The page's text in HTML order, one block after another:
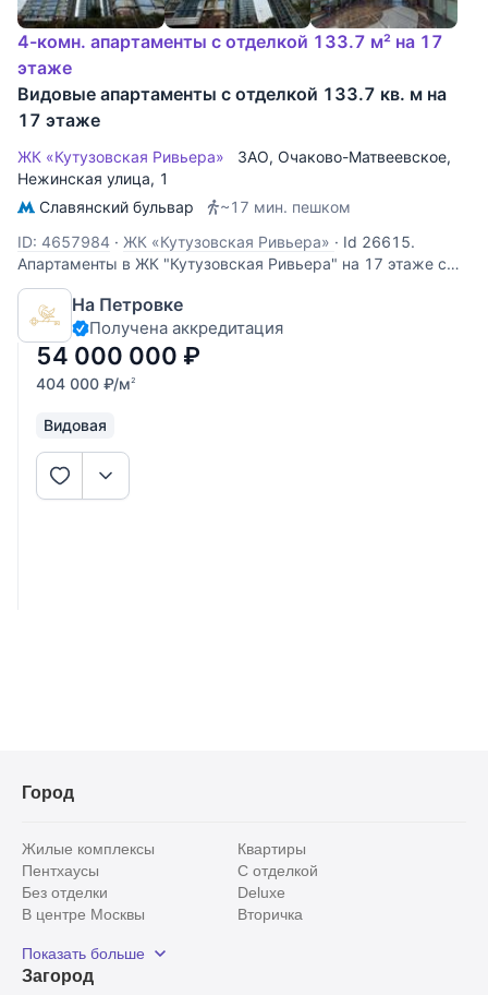
4-комн. апартаменты с отделкой 133.7 м² на 17
этаже
Видовые апартаменты с отделкой 133.7 кв. м на
17 этаже
ЖК «Кутузовская Ривьера» ЗАО, Очаково-Матвеевское,
Нежинская улица, 1
Славянский бульвар
~17 мин. пешком
ID: 4657984 · ЖК «Кутузовская Ривьера» · Id 26615.
Апартаменты в ЖК "Кутузовская Ривьера" на 17 этаже с
панорамным видом на лесной массив. Параметры: - общая
площадь: 133.7 кв.м; - три спальни: 17.2 / 16.9 / 10.6 /
кв.м; - кухня: 9.8 кв.м; - гостиная: 26.1 кв.м; - прихожая:
20.6 кв.м;
На Петровке
Получена аккредитация
54 000 000 ₽
404 000 ₽/м2
Видовая
Город
Жилые комплексы
Квартиры
Пентхаусы
С отделкой
Без отделки
Deluxe
В центре Москвы
Вторичка
Рядом с парком
С панорамными окнами
Показать больше
Загород